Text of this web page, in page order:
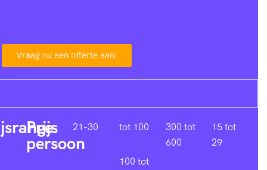
Vraag nu een offerte aan!
Prijs
persoon
21-30 tot 100
100 tot
300 tot
600
15 tot
29